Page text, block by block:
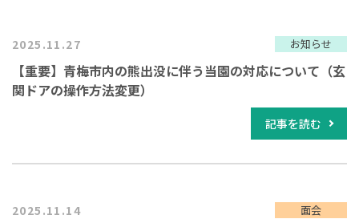
お知らせ
2025.11.27
【重要】青梅市内の熊出没に伴う当園の対応について（玄
関ドアの操作方法変更）
記事を読む
面会
2025.11.14